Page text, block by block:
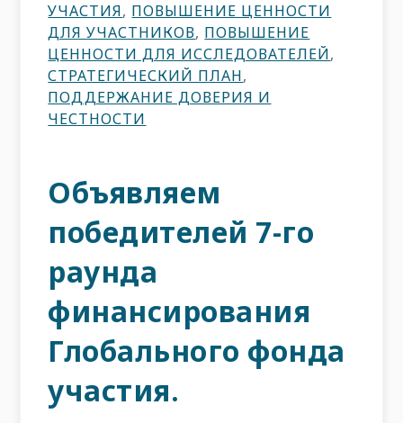
УЧАСТИЯ, ПОВЫШЕНИЕ ЦЕННОСТИ
ДЛЯ УЧАСТНИКОВ, ПОВЫШЕНИЕ
ЦЕННОСТИ ДЛЯ ИССЛЕДОВАТЕЛЕЙ,
СТРАТЕГИЧЕСКИЙ ПЛАН,
ПОДДЕРЖАНИЕ ДОВЕРИЯ И
ЧЕСТНОСТИ
Объявляем
победителей 7-го
раунда
финансирования
Глобального фонда
участия.